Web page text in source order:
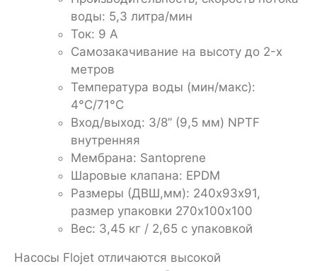
воды: 5,3 литра/мин
Ток: 9 А
Самозакачивание на высоту до 2-x
метров
Температура воды (мин/макс):
4°C/71°C
Вход/выход: 3/8” (9,5 мм) NPTF
внутренняя
Мембрана: Santoprene
Шаровые клапана: EPDM
Размеры (ДВШ,мм): 240х93х91,
размер упаковки 270х100х100
Вес: 3,45 кг / 2,65 с упаковкой
Насосы Flojet отличаются высокой